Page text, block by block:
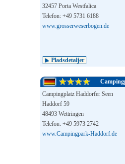
32457 Porta Westfalica
Telefon: +49 5731 6188
www.grosserweserbogen.de
Pladsdetaljer
Campingplatz Haddorfer Seen
Haddorf 59
48493 Wettringen
Telefon: +49 5973 2742
www.Campingpark-Haddorf.de